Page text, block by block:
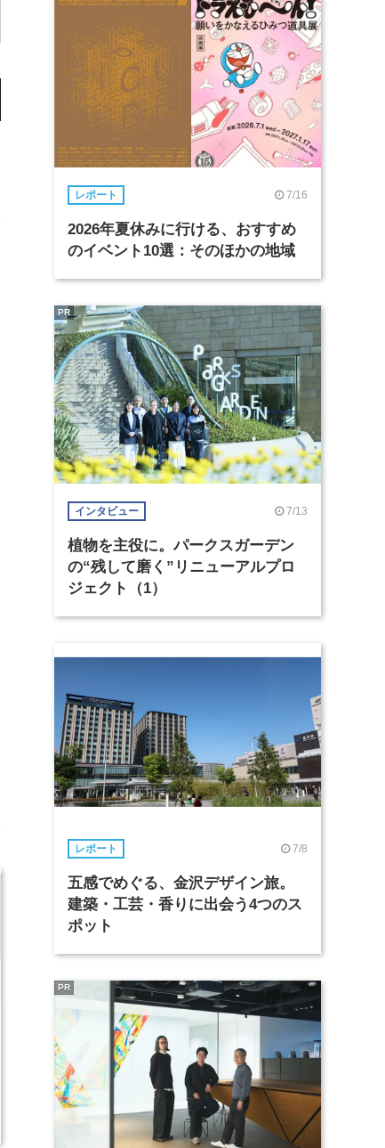
レポート 7/16
2026年夏休みに行ける、おすすめ
のイベント10選：そのほかの地域
インタビュー 7/13
植物を主役に。パークスガーデン
の“残して磨く”リニューアルプロ
ジェクト（1）
PR
レポート 7/8
五感でめぐる、金沢デザイン旅。
建築・工芸・香りに出会う4つのス
ポット
PR